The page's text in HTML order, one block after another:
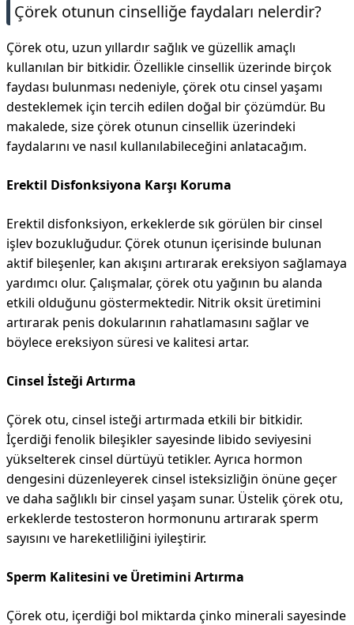
Çörek otunun cinselliğe faydaları nelerdir?
Çörek otu, uzun yıllardır sağlık ve güzellik amaçlı
kullanılan bir bitkidir. Özellikle cinsellik üzerinde birçok
faydası bulunması nedeniyle, çörek otu cinsel yaşamı
desteklemek için tercih edilen doğal bir çözümdür. Bu
makalede, size çörek otunun cinsellik üzerindeki
faydalarını ve nasıl kullanılabileceğini anlatacağım.
Erektil Disfonksiyona Karşı Koruma
Erektil disfonksiyon, erkeklerde sık görülen bir cinsel
işlev bozukluğudur. Çörek otunun içerisinde bulunan
aktif bileşenler, kan akışını artırarak ereksiyon sağlamaya
yardımcı olur. Çalışmalar, çörek otu yağının bu alanda
etkili olduğunu göstermektedir. Nitrik oksit üretimini
artırarak penis dokularının rahatlamasını sağlar ve
böylece ereksiyon süresi ve kalitesi artar.
Cinsel İsteği Artırma
Çörek otu, cinsel isteği artırmada etkili bir bitkidir.
İçerdiği fenolik bileşikler sayesinde libido seviyesini
yükselterek cinsel dürtüyü tetikler. Ayrıca hormon
dengesini düzenleyerek cinsel isteksizliğin önüne geçer
ve daha sağlıklı bir cinsel yaşam sunar. Üstelik çörek otu,
erkeklerde testosteron hormonunu artırarak sperm
sayısını ve hareketliliğini iyileştirir.
Sperm Kalitesini ve Üretimini Artırma
Çörek otu, içerdiği bol miktarda çinko minerali sayesinde